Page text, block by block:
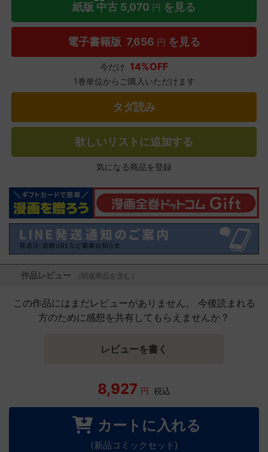
紙版 中古 5,070 円 を見る
電子書籍版 7,656 円 を見る
今だけ 14%OFF
1巻単位からご購入いただけます
タダ読み
欲しいリストに追加する
気になる商品を登録
作品レビュー （関連商品を含む）
この作品にはまだレビューがありません。 今後読まれる
方のために感想を共有してもらえませんか？
レビューを書く
8,927 円 税込
カートに入れる
(新品コミックセット)